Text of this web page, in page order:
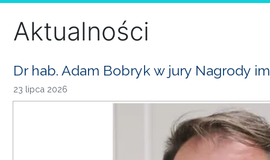
Aktualności
Dr hab. Adam Bobryk w jury Nagrody
23 lipca 2026